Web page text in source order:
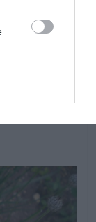
verano, un
en
adultas
resistir
el exceso